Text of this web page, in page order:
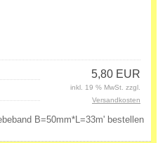
5,80 EUR
inkl. 19 % MwSt. zzgl.
Versandkosten